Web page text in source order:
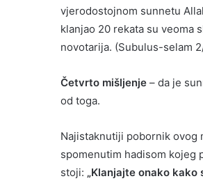
vjerodostojnom sunnetu
klanjao 20 rekata su veoma
novotarija. (Subulus-selam
Četvrto mišljenje – da je
od toga.
Najistaknutiji pobornik ovog
spomenutim hadisom kojeg
stoji: „Klanjajte onako kako